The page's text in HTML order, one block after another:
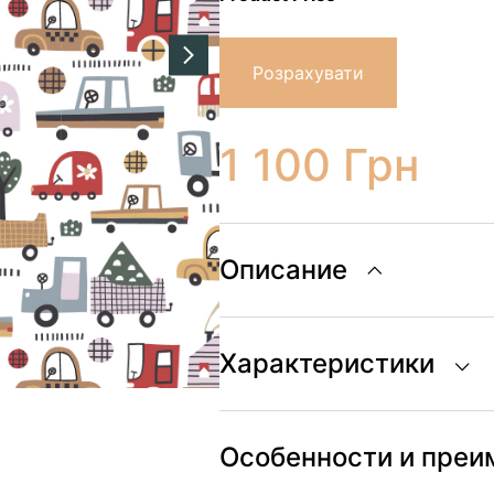
Розрахувати
1 100 Грн
Описание
Характеристики
Особенности и